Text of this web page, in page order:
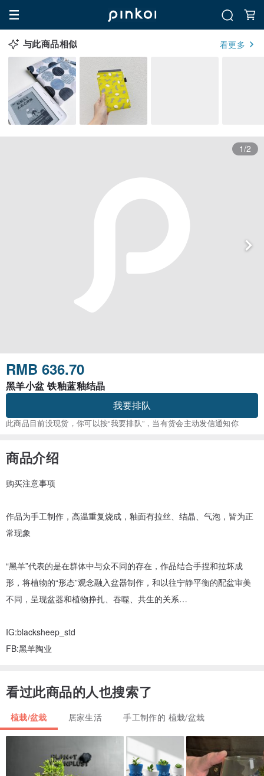
与此商品相似 看更多
1/2
RMB 636.70
黑羊小盆 铁釉蓝釉结晶
我要排队
此商品目前没现货，你可以按“我要排队”，当有货会主动发信通知你
商品介绍
购买注意事项
作品为手工制作，高温重复烧成，釉面有拉丝、结晶、气泡，皆为正
常现象
“黑羊”代表的是在群体中与众不同的存在，作品结合手捏和拉坏成
形，将植物的“形态”观念融入盆器制作，和以往宁静平衡的配盆审美
不同，呈现盆器和植物挣扎、吞噬、共生的关系…
IG:blacksheep_std
FB:黑羊陶业
看过此商品的人也搜索了
植栽/盆栽 居家生活 手工制作的 植栽/盆栽